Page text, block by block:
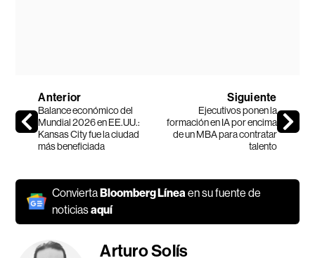
Anterior
Balance económico del
Mundial 2026 en EE.UU.:
Kansas City fue la ciudad
más beneficiada
Siguiente
Ejecutivos ponen la
formación en IA por encima
de un MBA para contratar
talento
ConviertaBloomberg Línea en su fuente de
noticiasaquí
Arturo Solís